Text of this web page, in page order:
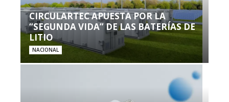
CIRCULARTEC APUESTA POR LA
“SEGUNDA VIDA” DE LAS BATERÍAS DE
LITIO
NACIONAL